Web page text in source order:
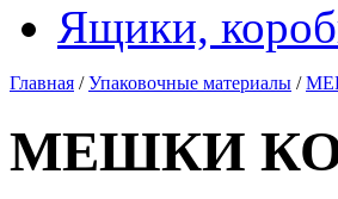
Ящики,
Главная /Упаковочные материалы /
МЕШКИ